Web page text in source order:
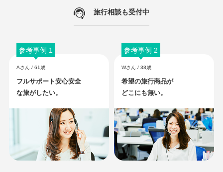
世界有数の星空保護区テカポ湖へ。美しい湖と南アルプスの絶景を楽しむ南島周遊
プラン。
成田発6日間 551,800円
【贅沢満喫】5都市を巡る旅
マウントクックやテカポ湖など人気絶景スポットを効率よく巡る周遊プラン。
旅行相談も受付中
参考事例 1
Aさん / 61歳
フルサポート安心安全
な旅がしたい。
参考事例 2
Wさん / 38歳
希望の旅行商品が
どこにも無い。